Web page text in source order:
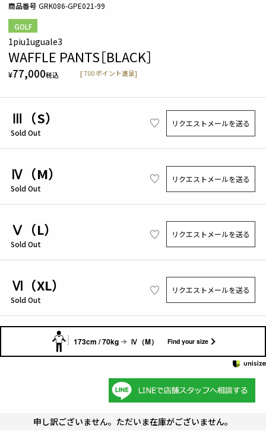
GOLF
1piu1uguale3
WAFFLE PANTS［BLACK］
¥77,000税込 [700 ポイント進呈]
商品番号 GRK086-GPE021-99
Ⅲ（S）
Sold Out
リクエストメールを送る
Ⅳ（M）
Sold Out
リクエストメールを送る
Ⅴ（L）
Sold Out
リクエストメールを送る
Ⅵ（XL）
Sold Out
リクエストメールを送る
173cm / 70kg Ⅳ（M） Find your size
申し訳ございません。ただいま在庫がございません。